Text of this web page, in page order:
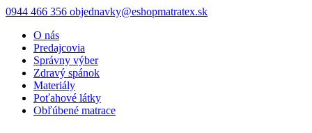
0944 466 356 objednavky@eshopmatratex.sk
O nás
Predajcovia
Správny výber
Zdravý spánok
Materiály
Poťahové látky
Obľúbené matrace